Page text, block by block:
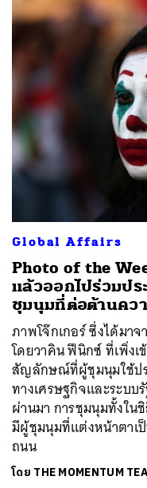
Global Affairs
Photo of the
แล้วออกไปร่วมป
ชุมนุมที่ต่อต้านคว
ภาพโจ๊กเกอร์ ซึ่งได้มา
โดยวาคิน ฟีนิกซ์ ที่เพิ่งเ
สัญลักษณ์ที่ผู้ชุมนุมใช้ป
ทางเศรษฐกิจและระบ
ผ่านมา การชุมนุมทั้งใน
มีผู้ชุมนุมที่แต่งหน้าตาเ
ถนน
โดย THE MOMENTUM